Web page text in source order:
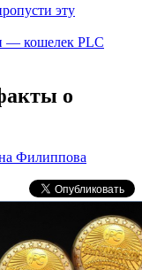
эту
— кошелек PLC
о
Филиппова